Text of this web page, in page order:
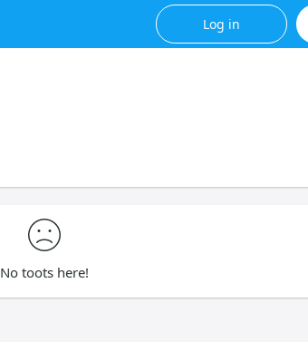
Log in
No toots here!